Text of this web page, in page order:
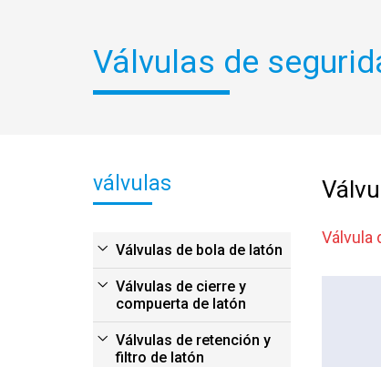
Válvulas de
válvulas
Válvulas de bola de latón
Válvulas de cierre y
compuerta de latón
Válvulas de retención y
filtro de latón
Válvula